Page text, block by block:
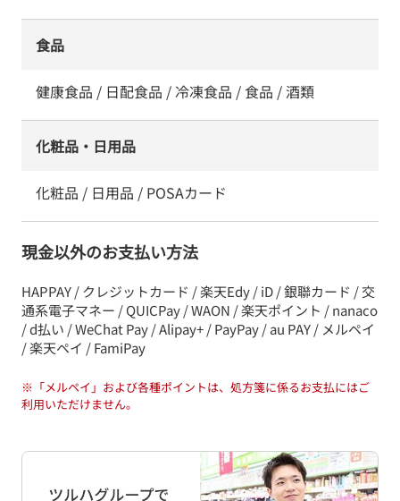
食品
健康食品 / 日配食品 / 冷凍食品 / 食品 / 酒類
化粧品・日用品
化粧品 / 日用品 / POSAカード
現金以外のお支払い方法
HAPPAY / クレジットカード / 楽天Edy / iD / 銀聯カード / 交
通系電子マネー / QUICPay / WAON / 楽天ポイント / nanaco
/ d払い / WeChat Pay / Alipay+ / PayPay / au PAY / メルペイ
/ 楽天ペイ / FamiPay
※ 「メルペイ」および各種ポイントは、処方箋に係るお支払にはご
利用いただけません。